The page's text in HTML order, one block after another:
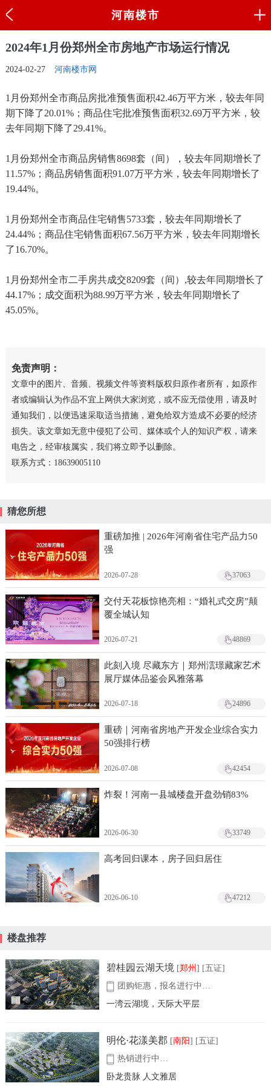
河南楼市
2024年1月份郑州全市房地产市场运行情况
2024-02-27 河南楼市网
1月份郑州全市商品房批准预售面积42.46万平方米，较去年同
期下降了20.01%；商品住宅批准预售面积32.69万平方米，较
去年同期下降了29.41%。
1月份郑州全市商品房销售8698套（间），较去年同期增长了
11.57%；商品房销售面积91.07万平方米，较去年同期增长了
19.44%。
1月份郑州全市商品住宅销售5733套，较去年同期增长了
24.44%；商品住宅销售面积67.56万平方米，较去年同期增长
了16.70%。
1月份郑州全市二手房共成交8209套（间）,较去年同期增长了
44.17%；成交面积为88.99万平方米，较去年同期增长了
45.05%。
免责声明：
文章中的图片、音频、视频文件等资料版权归原作者所有，如原作
者或编辑认为作品不宜上网供大家浏览，或不应无偿使用，请及时
通知我们，以便迅速采取适当措施，避免给双方造成不必要的经济
损失。该文章如无意中侵犯了公司、媒体或个人的知识产权，请来
电告之，经审核属实，我们将立即予以删除。
联系方式：18639005110
猜您所想
重磅加推 | 2026年河南省住宅产品力50
强
2026-07-28 37063
交付天花板惊艳亮相：“婚礼式交房”颠
覆全城认知
2026-07-21 48869
此刻入境 尽藏东方｜郑州澐璟藏家艺术
展厅媒体品鉴会风雅落幕
2026-07-18 24896
重磅｜河南省房地产开发企业综合实力
50强排行榜
2026-07-08 42454
炸裂！河南一县城楼盘开盘劲销83%
2026-06-30 33749
高考回归课本，房子回归居住
2026-06-10 47212
楼盘推荐
碧桂园云湖天境 [郑州 ] [五证]
团购钜惠，报名进行中…
一湾云湖境，天际大平层
明伦·花漾美郡 [南阳] [五证]
热销进行中…
卧龙贵脉 人文雅居